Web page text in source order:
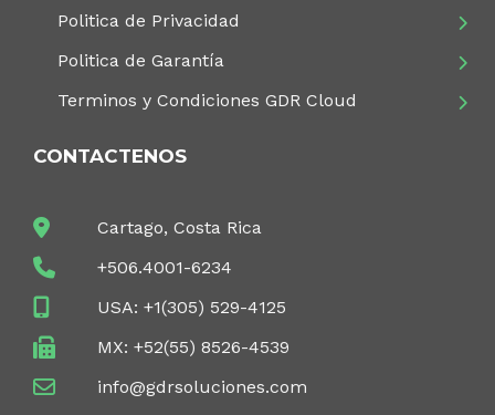
Politica de Privacidad
Politica de Garantía
Terminos y Condiciones GDR Cloud
CONTACTENOS
Cartago, Costa Rica
+506.4001-6234
USA: +1(305) 529-4125
MX: +52(55) 8526-4539
info@gdrsoluciones.com